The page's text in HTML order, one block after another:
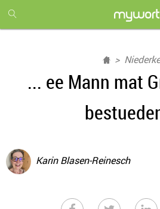
month
free
... ee Mann mat
Karin Blasen-Reinesch